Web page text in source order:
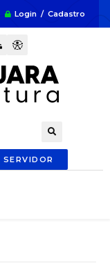
Login / Cadastro
SERVIDOR